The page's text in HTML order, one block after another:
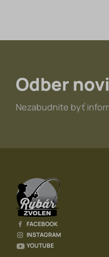
Odber
Nezabudnite byť
FACEBOOK
INSTAGRAM
YOUTUBE